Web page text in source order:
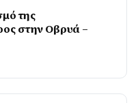
της
στην Οβρυά –